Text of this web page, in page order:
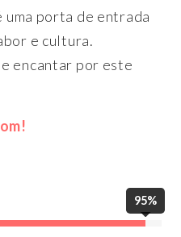
uma porta de entrada
e cultura.
encantar por este
95%